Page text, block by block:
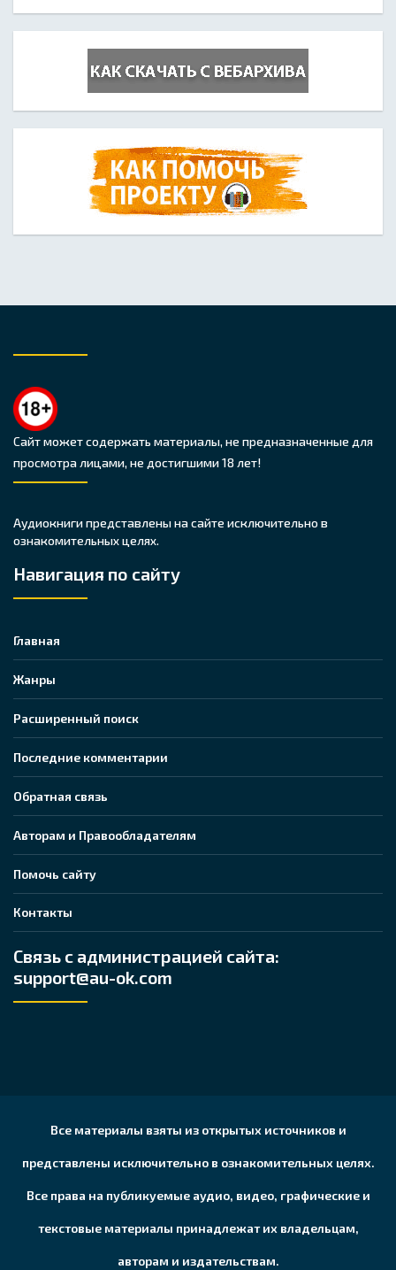
Сайт может содержать материалы, не предназначенные для
просмотра лицами, не достигшими 18 лет!
Аудиокниги представлены на сайте исключительно в
ознакомительных целях.
Навигация по сайту
Главная
Жанры
Расширенный поиск
Последние комментарии
Обратная связь
Авторам и Правообладателям
Помочь сайту
Контакты
Связь с администрацией сайта:
support@au-ok.com
Все материалы взяты из открытых источников и
представлены исключительно в ознакомительных целях.
Все права на публикуемые аудио, видео, графические и
текстовые материалы принадлежат их владельцам,
авторам и издательствам.